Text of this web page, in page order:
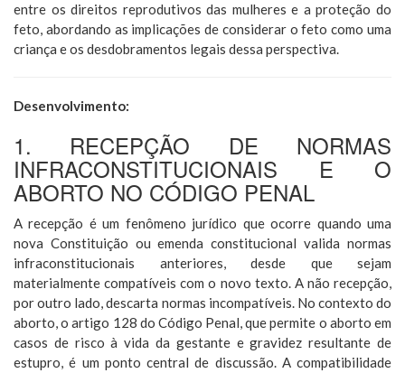
entre os direitos reprodutivos das mulheres e a proteção do
feto, abordando as implicações de considerar o feto como uma
criança e os desdobramentos legais dessa perspectiva.
Desenvolvimento:
1. RECEPÇÃO DE NORMAS
INFRACONSTITUCIONAIS E O
ABORTO NO CÓDIGO PENAL
A recepção é um fenômeno jurídico que ocorre quando uma
nova Constituição ou emenda constitucional valida normas
infraconstitucionais anteriores, desde que sejam
materialmente compatíveis com o novo texto. A não recepção,
por outro lado, descarta normas incompatíveis. No contexto do
aborto, o artigo 128 do Código Penal, que permite o aborto em
casos de risco à vida da gestante e gravidez resultante de
estupro, é um ponto central de discussão. A compatibilidade